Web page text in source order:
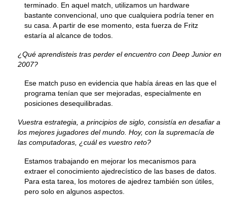
terminado. En aquel match, utilizamos un hardware
bastante convencional, uno que cualquiera podría tener en
su casa. A partir de ese momento, esta fuerza de Fritz
estaría al alcance de todos.
¿Qué aprendisteis tras perder el encuentro con Deep Junior en
2007?
Ese match puso en evidencia que había áreas en las que el
programa tenían que ser mejoradas, especialmente en
posiciones dese­quilibradas.
Vuestra estrategia, a principios de siglo, consistía en desafiar a
los mejores jugadores del mundo. Hoy, con la supremacía de
las computadoras, ¿cuál es vuestro reto?
Estamos trabajando en mejorar los mecanismos para
extraer el conocimiento ajedrecístico de las bases de datos.
Para esta tarea, los motores de ajedrez también son útiles,
pero solo en algunos aspectos.